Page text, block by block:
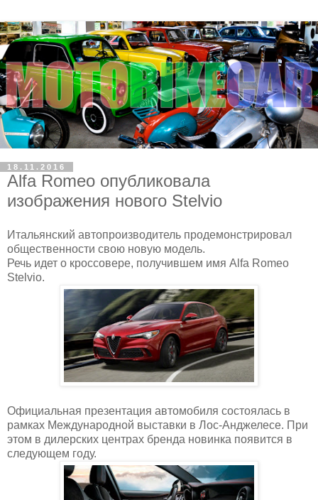
18.11.2016
Alfa Romeo опубликовала
изображения нового Stelvio
Итальянский автопроизводитель продемонстрировал
общественности свою новую модель.
Речь идет о кроссовере, получившем имя Alfa Romeo
Stelvio.
Официальная презентация автомобиля состоялась в
рамках Международной выставки в Лос-Анджелесе. При
этом в дилерских центрах бренда новинка появится в
следующем году.